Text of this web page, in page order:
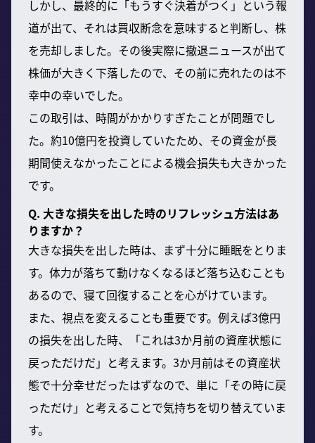
しかし、最終的に「もうすぐ決着がつく」という報
道が出て、それは買収断念を意味すると判断し、株
を売却しました。その後実際に撤退ニュースが出て
株価が大きく下落したので、その前に売れたのは不
幸中の幸いでした。
この取引は、時間がかかりすぎたことが問題でし
た。約10億円を投資していたため、その資金が長
期間使えなかったことによる機会損失も大きかった
です。
Q. 大きな損失を出した時のリフレッシュ方法はあ
りますか？
大きな損失を出した時は、まず十分に睡眠をとりま
す。体力が落ちて動けなくなるほど落ち込むことも
あるので、寝て回復することを心がけています。
また、視点を変えることも重要です。例えば3億円
の損失を出した時、「これは3か月前の資産状態に
戻っただけだ」と考えます。3か月前はその資産状
態で十分幸せだったはずなので、単に「その時に戻
っただけ」と考えることで気持ちを切り替えていま
す。